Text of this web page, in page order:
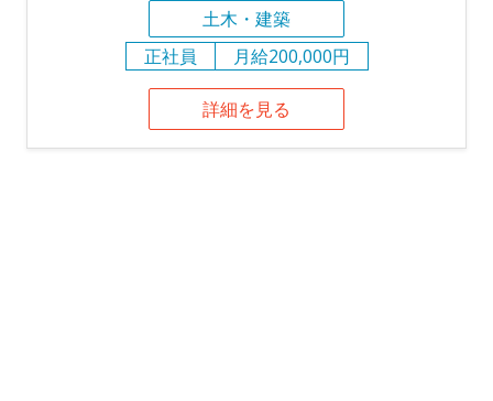
土木・建築
正社員
月給200,000円
詳細を見る